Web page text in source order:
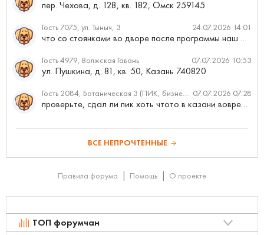
пер. Чехова, д. 128, кв. 182, Омск 259145
Гость 7075, ул. Тыныч, 3 24.07.2026 14:01
что со стоянками во дворе после программы наш двор
Гость 4979, Волжская Гавань 07.07.2026 10:53
ул. Пушкина, д. 81, кв. 50, Казань 740820
Гость 2084, Ботаническая 3 (ПИК, бизнес-класс) 07.07.2026 07:28
проверьте, сдал ли пик хоть чтото в казани вовремя?
ВСЕ НЕПРОЧТЕННЫЕ
Правила форума Помощь О проекте
ТОП форумчан